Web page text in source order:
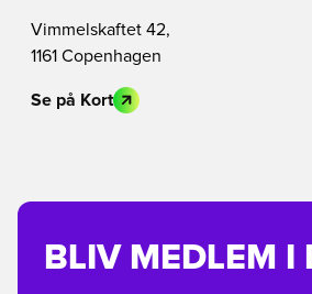
Vimmelskaftet 42,
1161 Copenhagen
Se på Kort
BLIV MEDLEM I